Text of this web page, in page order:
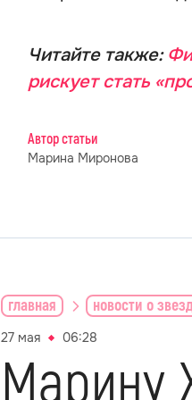
Читайте также:
рискует стать
Автор статьи
Марина Миронова
главная новости о
27 мая 06:28
Марину